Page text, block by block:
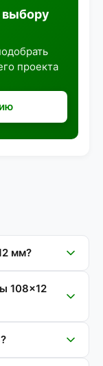
выбору
проекта
мм?
108×12